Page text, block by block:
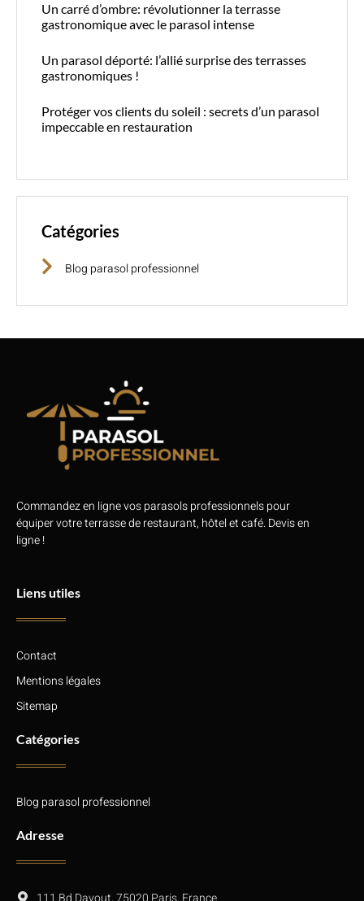
Un carré d’ombre: révolutionner la terrasse
gastronomique avec le parasol intense
Un parasol déporté: l’allié surprise des terrasses
gastronomiques !
Protéger vos clients du soleil : secrets d’un parasol
impeccable en restauration
Catégories
Blog parasol professionnel
Commandez en ligne vos parasols professionnels pour
équiper votre terrasse de restaurant, hôtel et café. Devis en
ligne !
Liens utiles
Contact
Mentions légales
Sitemap
Catégories
Blog parasol professionnel
Adresse